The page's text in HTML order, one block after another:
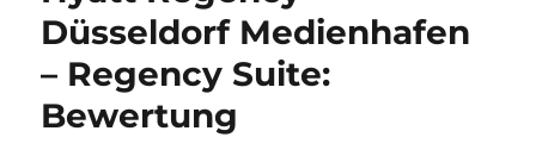
mit
Domblick:
Bewertung
Düsseldorf Medienhafen
– Regency Suite:
Bewertung